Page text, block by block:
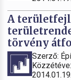
A
törvény
Szerző: